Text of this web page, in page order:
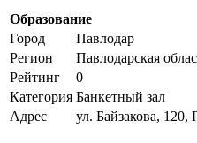
Образование
Город
Павлодар
Регион
Павлодарская
Рейтинг
0
Категория Банкетный зал
Адрес
ул. Байзакова, 120,